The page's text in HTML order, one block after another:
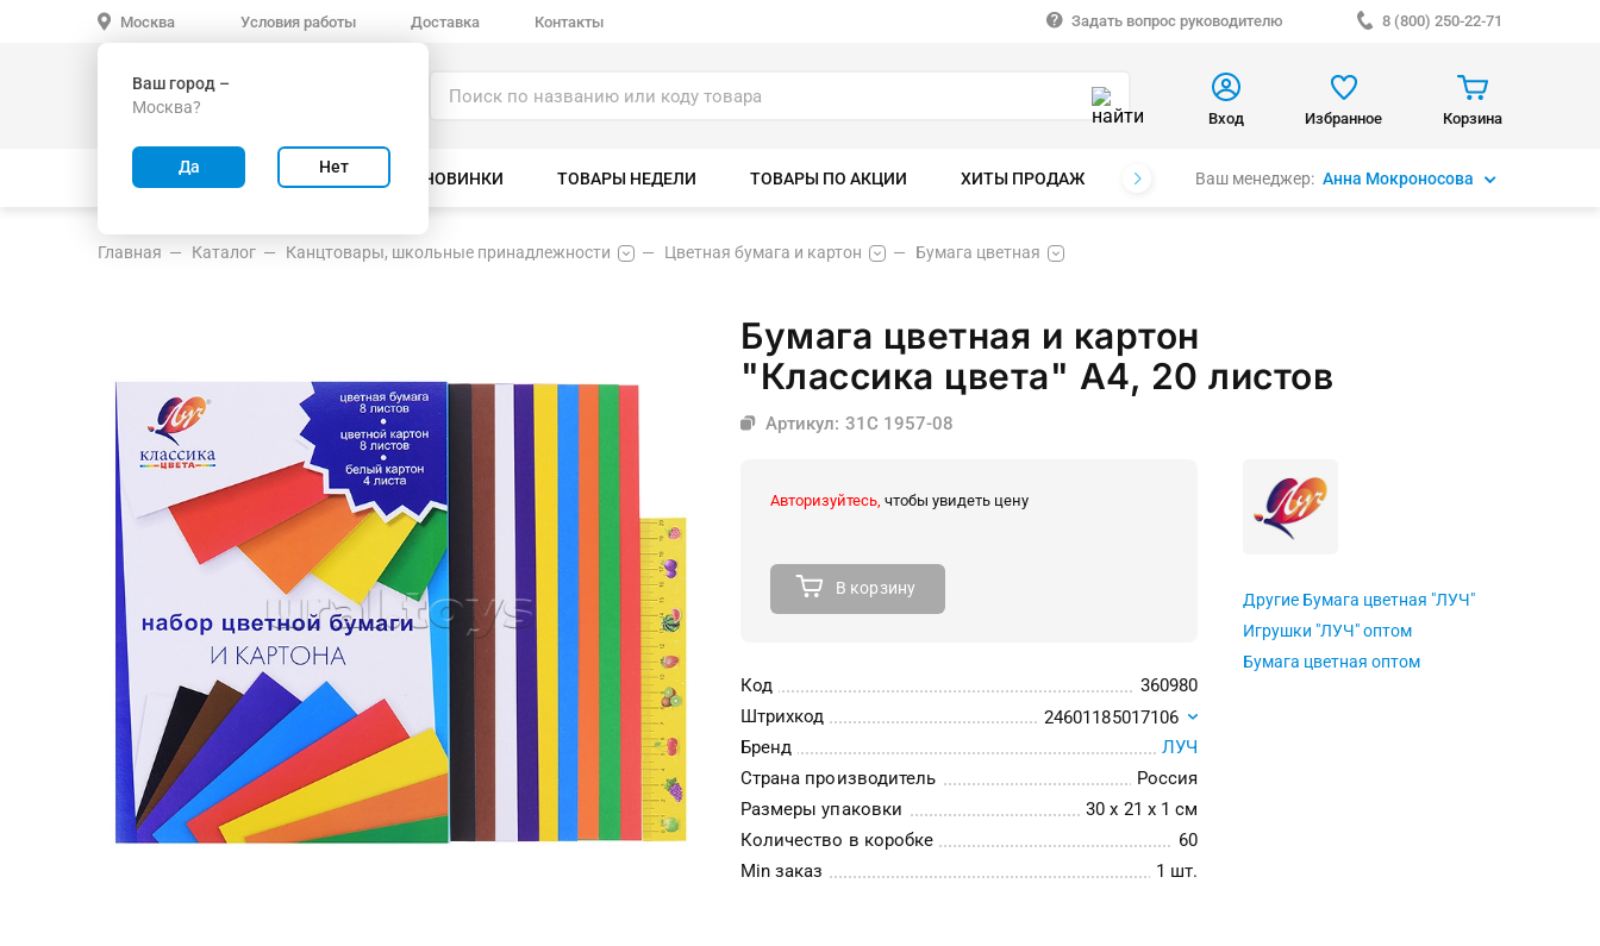
Москва
Ваш город –
Москва?
Да Нет
Условия работы Доставка Контакты Задать вопрос руководителю 8 (800) 250-22-71
Вход Избранное Корзина
ВСЕ ТОВАРЫ ВЕЛОСИПЕДЫ НОВИНКИ ТОВАРЫ НЕДЕЛИ ТОВАРЫ ПО АКЦИИ ХИТЫ ПРОДАЖ БРЕНДЫВаш менеджер: Анна Мокроносова
Главная Каталог Канцтовары, школьные принадлежности Цветная бумага и картон Бумага цветная
Бумага цветная и картон
"Классика цвета" А4, 20 листов
Артикул: 31С 1957-08
Авторизуйтесь, чтобы увидеть цену
В корзину
Код
360980
Штрихкод
24601185017106
Бренд
ЛУЧ
Страна производитель
Россия
Размеры упаковки
30 x 21 x 1 см
Количество в коробке
60
Min заказ
1 шт.
Другие Бумага цветная "ЛУЧ"
Игрушки "ЛУЧ" оптом
Бумага цветная оптом